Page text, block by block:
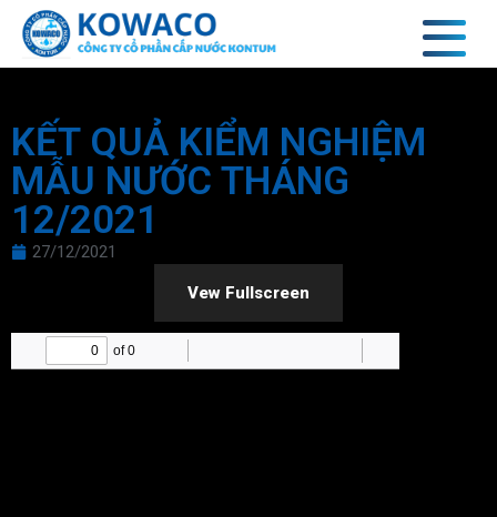
KẾT QUẢ KIỂM NGHIỆM
MẪU NƯỚC THÁNG
12/2021
27/12/2021
Vew Fullscreen